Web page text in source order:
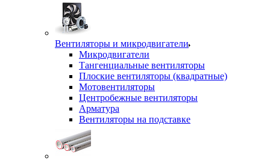
Вентиляторы и микродвигатели
Микродвигатели
Тангенциальные вентиляторы
Плоские вентиляторы (квадратные)
Мотовентиляторы
Центробежные вентиляторы
Арматура
Вентиляторы на подставке